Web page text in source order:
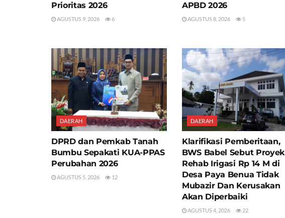
Prioritas 2026
AGUSTUS 9, 2026 6
APBD 2026
AGUSTUS 8, 2026 5
DAERAH
DPRD dan Pemkab Tanah
Bumbu Sepakati KUA-PPAS
Perubahan 2026
AGUSTUS 5, 2026 12
DAERAH
Klarifikasi Pemberitaan,
BWS Babel Sebut Proyek
Rehab Irigasi Rp 14 M di
Desa Paya Benua Tidak
Mubazir Dan Kerusakan
Akan Diperbaiki
AGUSTUS 4, 2026 22